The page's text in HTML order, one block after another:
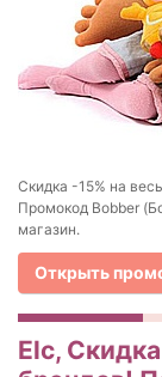
Скидка -15% на
Промокод Bobber
магазин.
Открыть
Elc,